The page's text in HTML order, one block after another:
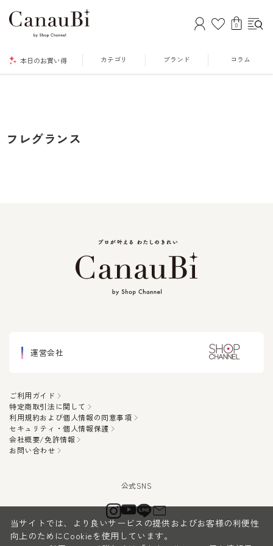
0
本日のお買い得 カテゴリ ブランド コラム
フレグランス
運営会社
ご利用ガイド
特定商取引法に関して
利用規約および個人情報の同意事項
セキュリティ・個人情報保護
会社概要/免許情報
お問い合わせ
当サイトでは、より良いサービスの提供およびお客様の利便性
向上のためにCookieを使用しています。